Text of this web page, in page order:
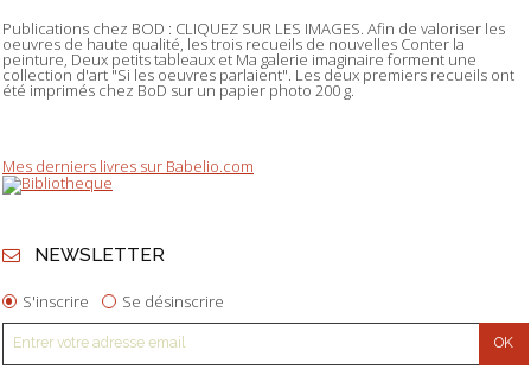
Publications chez BOD : CLIQUEZ SUR LES IMAGES. Afin de valoriser les
oeuvres de haute qualité, les trois recueils de nouvelles Conter la
peinture, Deux petits tableaux et Ma galerie imaginaire forment une
collection d'art "Si les oeuvres parlaient". Les deux premiers recueils ont
été imprimés chez BoD sur un papier photo 200 g.
Mes derniers livres sur Babelio.com
NEWSLETTER
S'inscrire Se désinscrire